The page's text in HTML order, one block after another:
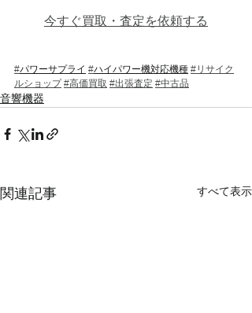
今すぐ買取・査定を依頼する
#パワーサプライ #ハイパワー機対応機種 #リサイク
ルショップ #高価買取 #出張査定 #中古品
音響機器
関連記事 すべて表示